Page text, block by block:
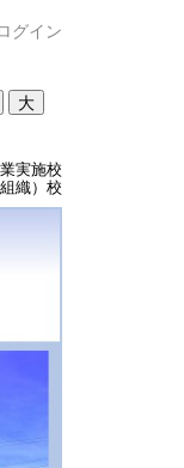
グイン
実施校
織）校